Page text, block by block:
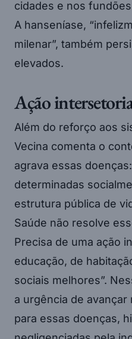
cidades e nos
A hanseníase,
milenar”, também
elevados.
Ação
Além do reforço aos
Vecina comenta o
agrava essas
determinadas
estrutura pública de
Saúde não resolve
Precisa de uma ação
educação, de
sociais melhores”.
a urgência de
para essas doenças,